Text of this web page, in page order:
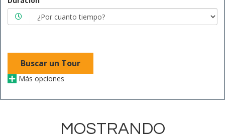
Buscar un Tour
Más opciones
MOSTRANDO